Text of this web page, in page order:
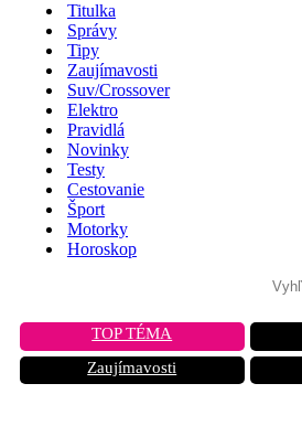
Titulka
Správy
Tipy
Zaujímavosti
Suv/Crossover
Elektro
Pravidlá
Novinky
Testy
Cestovanie
Šport
Motorky
Horoskop
TOP TÉMA
Zaujímavosti